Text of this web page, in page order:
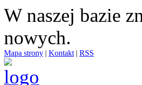
W naszej bazie
nowych.
Mapa strony | Kontakt | RSS